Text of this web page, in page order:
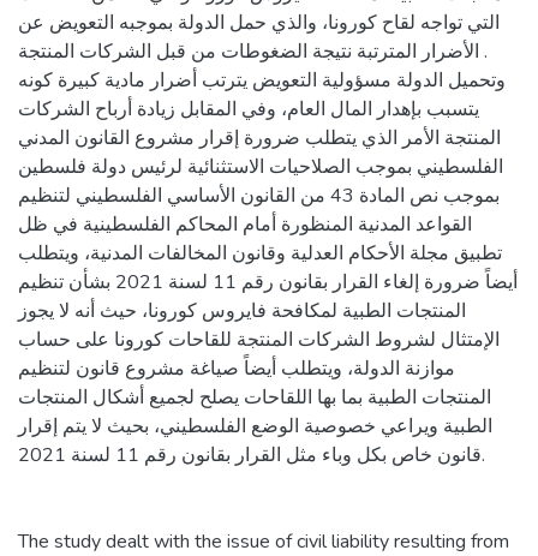
التي تواجه لقاح كورونا، والذي حمل الدولة بموجبه التعويض عن
الأضرار المترتبة نتيجة الضغوطات من قبل الشركات المنتجة .
وتحميل الدولة مسؤولية التعويض يترتب أضرار مادية كبيرة كونه
يتسبب بإهدار المال العام، وفي المقابل زيادة أرباح الشركات
المنتجة الأمر الذي يتطلب ضرورة إقرار مشروع القانون المدني
الفلسطيني بموجب الصلاحيات الاستثنائية لرئيس دولة فلسطين
بموجب نص المادة 43 من القانون الأساسي الفلسطيني لتنظيم
القواعد المدنية المنظورة أمام المحاكم الفلسطينية في ظل
تطبيق مجلة الأحكام العدلية وقانون المخالفات المدنية، ويتطلب
أيضاً ضرورة إلغاء القرار بقانون رقم 11 لسنة 2021 بشأن تنظيم
المنتجات الطبية لمكافحة فايروس كورونا، حيث أنه لا يجوز
الإمتثال لشروط الشركات المنتجة للقاحات كورونا على حساب
موازنة الدولة، ويتطلب أيضاً صياغة مشروع قانون لتنظيم
المنتجات الطبية بما بها اللقاحات يصلح لجميع أشكال المنتجات
الطبية ويراعي خصوصية الوضع الفلسطيني، بحيث لا يتم إقرار
قانون خاص بكل وباء مثل القرار بقانون رقم 11 لسنة 2021.
The study dealt with the issue of civil liability resulting from